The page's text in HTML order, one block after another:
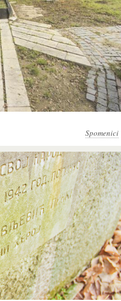
Spomenici